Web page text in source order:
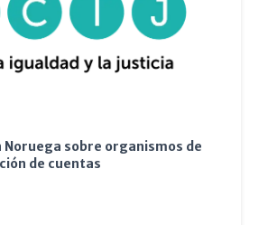
Noruega sobre organismos de
de cuentas